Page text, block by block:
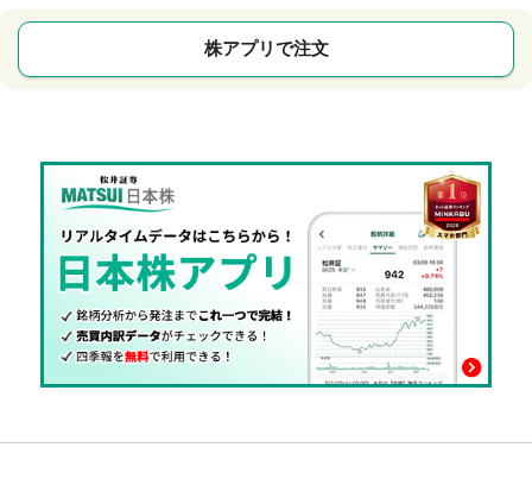
株アプリで注文